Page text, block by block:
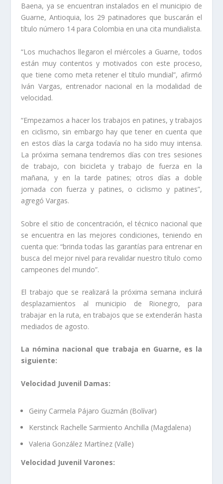
Baena, ya se encuentran instalados en el municipio de
Guarne, Antioquia, los 29 patinadores que buscarán el
título número 14 para Colombia en una cita mundialista.
“Los muchachos llegaron el miércoles a Guarne, todos
están muy contentos y motivados con este proceso,
que tiene como meta retener el título mundial”, afirmó
Iván Vargas, entrenador nacional en la modalidad de
velocidad.
“Empezamos a hacer los trabajos en patines, y trabajos
en ciclismo, sin embargo hay que tener en cuenta que
en estos días la carga todavía no ha sido muy intensa.
La próxima semana tendremos días con tres sesiones
de trabajo, con bicicleta y trabajo de fuerza en la
mañana, y en la tarde patines; otros días a doble
jornada con fuerza y patines, o ciclismo y patines”,
agregó Vargas.
Sobre el sitio de concentración, el técnico nacional que
se encuentra en las mejores condiciones, teniendo en
cuenta que: “brinda todas las garantías para entrenar en
busca del mejor nivel para revalidar nuestro título como
campeones del mundo”.
El trabajo que se realizará la próxima semana incluirá
desplazamientos al municipio de Rionegro, para
trabajar en la ruta, en trabajos que se extenderán hasta
mediados de agosto.
La nómina nacional que trabaja en Guarne, es la
siguiente:
Velocidad Juvenil Damas:
Geiny Carmela Pájaro Guzmán (Bolívar)
Kerstinck Rachelle Sarmiento Anchilla (Magdalena)
Valeria González Martínez (Valle)
Velocidad Juvenil Varones: